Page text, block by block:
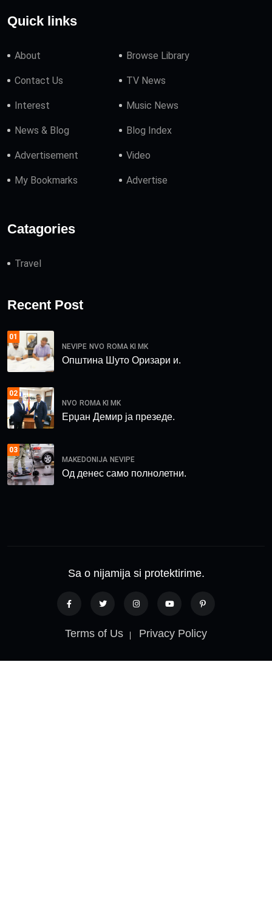
Quick links
About Browse Library
Contact Us TV News
Interest Music News
News & Blog Blog Index
Advertisement Video
My Bookmarks Advertise
Catagories
Travel
Recent Post
01
NEVIPE NVO ROMA KI MK
Општина Шуто Оризари и.
02
NVO ROMA KI MK
Ерџан Демир ја презеде.
03
MAKEDONIJA NEVIPE
Од денес само полнолетни.
Sa o nijamija si protektirime.
Terms of Us Privacy Policy